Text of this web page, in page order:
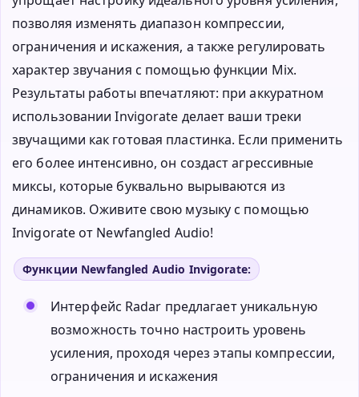
позволяя изменять диапазон компрессии,
ограничения и искажения, а также регулировать
характер звучания с помощью функции Mix.
Результаты работы впечатляют: при аккуратном
использовании Invigorate делает ваши треки
звучащими как готовая пластинка. Если применить
его более интенсивно, он создаст агрессивные
миксы, которые буквально вырываются из
динамиков. Оживите свою музыку с помощью
Invigorate от Newfangled Audio!
Функции Newfangled Audio Invigorate:
Интерфейс Radar предлагает уникальную
возможность точно настроить уровень
усиления, проходя через этапы компрессии,
ограничения и искажения